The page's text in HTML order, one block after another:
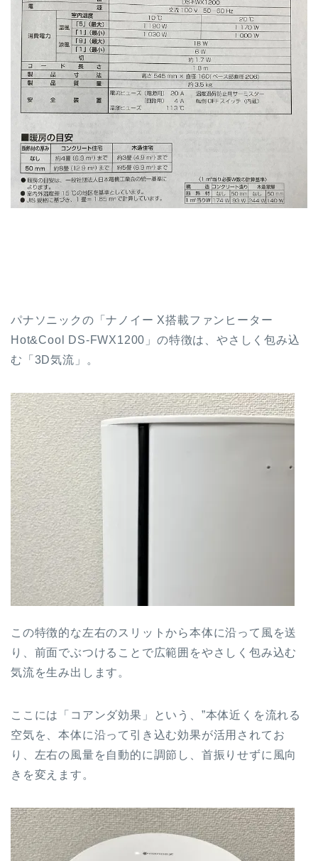
パナソニックの「ナノイー X搭載ファンヒーター
Hot&Cool DS-FWX1200」の特徴は、やさしく包み込
む「3D気流」。
この特徴的な左右のスリットから本体に沿って風を送
り、前面でぶつけることで広範囲をやさしく包み込む
気流を生み出します。
ここには「コアンダ効果」という、”本体近くを流れる
空気を、本体に沿って引き込む効果が活用されてお
り、左右の風量を自動的に調節し、首振りせずに風向
きを変えます。